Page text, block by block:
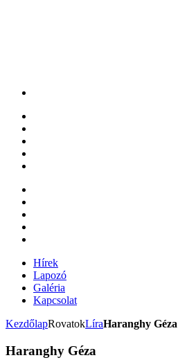
Hírek
Lapozó
Galéria
Kapcsolat
KezdőlapRovatokLíraHaranghy Géza
Haranghy Géza